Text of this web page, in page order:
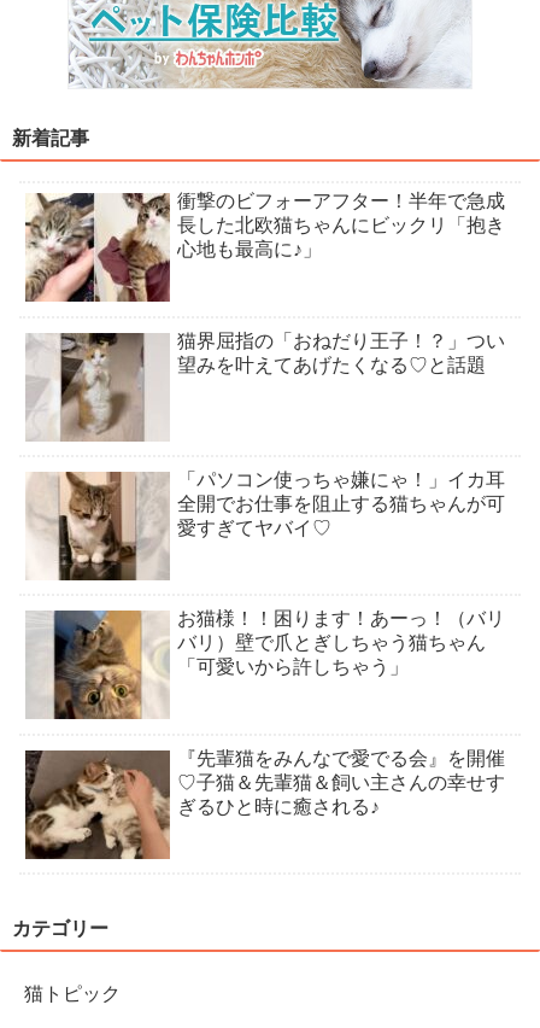
新着記事
衝撃のビフォーアフター！半年で急成
長した北欧猫ちゃんにビックリ「抱き
心地も最高に♪」
猫界屈指の「おねだり王子！？」つい
望みを叶えてあげたくなる♡と話題
「パソコン使っちゃ嫌にゃ！」イカ耳
全開でお仕事を阻止する猫ちゃんが可
愛すぎてヤバイ♡
お猫様！！困ります！あーっ！（バリ
バリ）壁で爪とぎしちゃう猫ちゃん
「可愛いから許しちゃう」
『先輩猫をみんなで愛でる会』を開催
♡子猫＆先輩猫＆飼い主さんの幸せす
ぎるひと時に癒される♪
カテゴリー
猫トピック